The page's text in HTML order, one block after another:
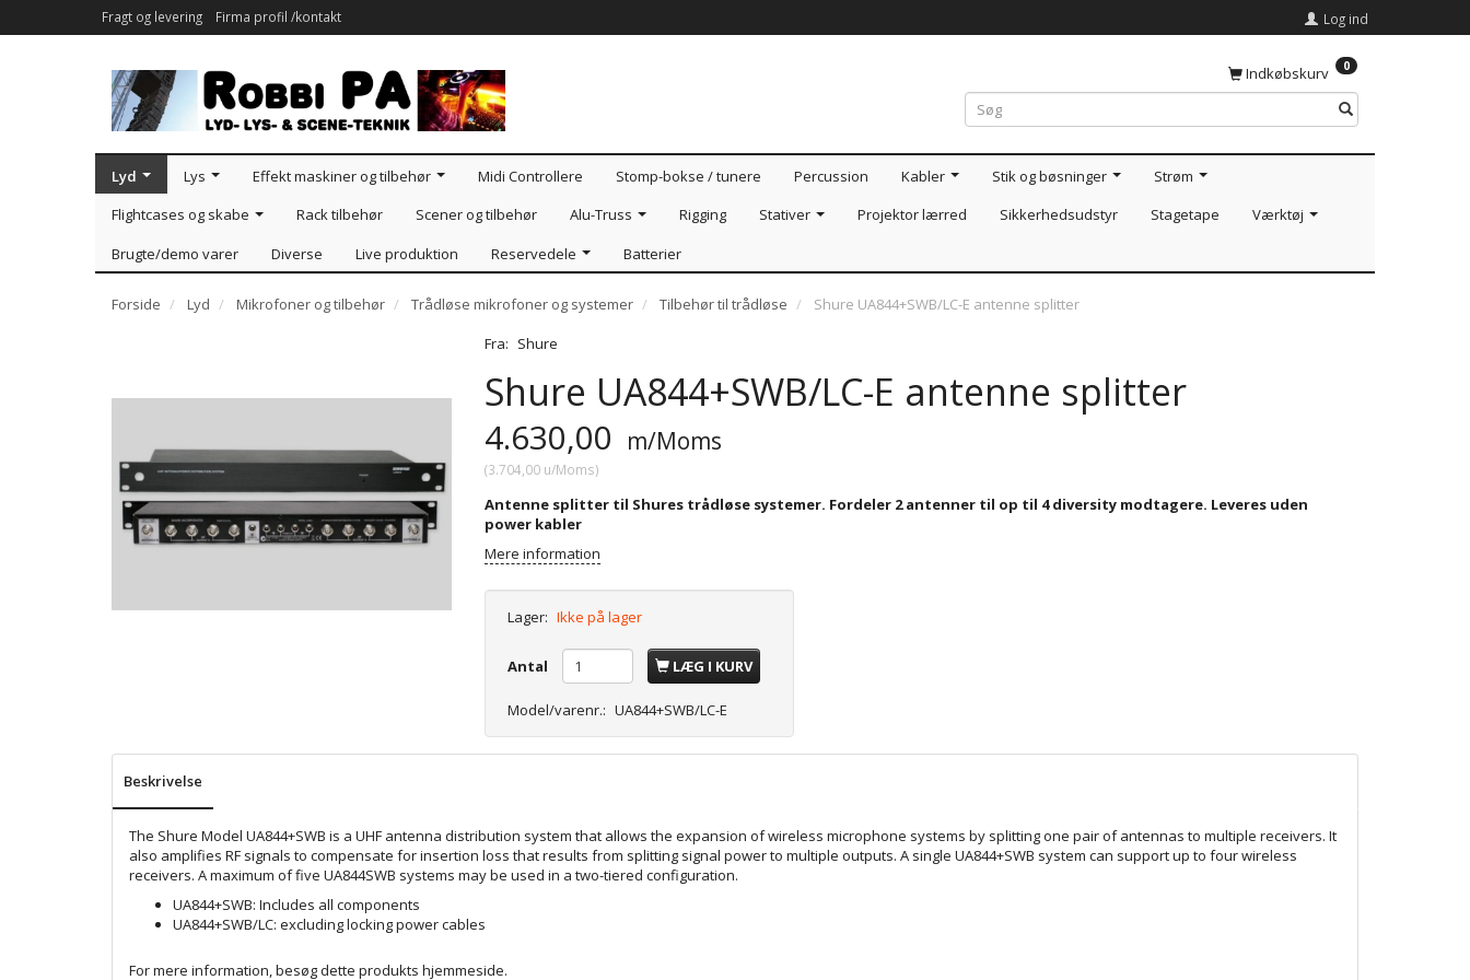
Fragt og levering Firma profil /kontakt Log ind
Indkøbskurv 0
Lyd Lys Effekt maskiner og tilbehør Midi Controllere Stomp-bokse / tunere Percussion Kabler Stik og bøsninger
Strøm
Flightcases og skabe
Rack tilbehør Scener og tilbehør Alu-Truss Rigging Stativer Projektor lærred Sikkerhedsudstyr Stagetape
Værktøj
Brugte/demo varer
Diverse Live produktion Reservedele Batterier
Forside Lyd Mikrofoner og tilbehør Trådløse mikrofoner og systemer Tilbehør til trådløse
Shure UA844+SWB/LC-E antenne splitter
Fra: Shure
Shure UA844+SWB/LC-E antenne splitter
4.630,00 m/Moms
(3.704,00 u/Moms)
Antenne splitter til Shures trådløse systemer. Fordeler 2 antenner til op til 4 diversity modtagere. Leveres uden
power kabler
Mere information
Lager: Ikke på lager
Antal LÆG I KURV
Model/varenr.: UA844+SWB/LC-E
Beskrivelse
The Shure Model UA844+SWB is a UHF antenna distribution system that allows the expansion of wireless microphone systems by splitting one pair of antennas to multiple receivers. It
also amplifies RF signals to compensate for insertion loss that results from splitting signal power to multiple outputs. A single UA844+SWB system can support up to four wireless
receivers. A maximum of five UA844SWB systems may be used in a two-tiered configuration.
UA844+SWB: Includes all components
UA844+SWB/LC: excluding locking power cables
For mere information, besøg dette produkts hjemmeside.